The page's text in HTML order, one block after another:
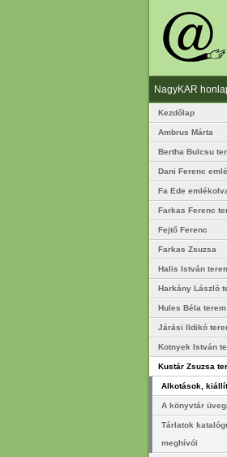
NagyKAR
Kezdőlap
Ambrus Márta
Bertha Bulcsu
Dani Ferenc
Fa Ede
Farkas Ferenc
Fejtő Ferenc
Farkas Zsuzsa
Halis István
Harkány László
Hules Béla terem
Járási Ildikó
Kotnyek István
Kustár Zsuzsa
Alkotások,
A könyvtár
Tárlatok
meghívói